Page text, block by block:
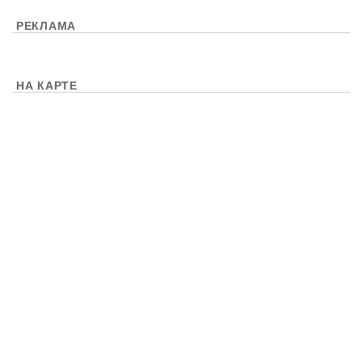
РЕКЛАМА
НА КАРТЕ